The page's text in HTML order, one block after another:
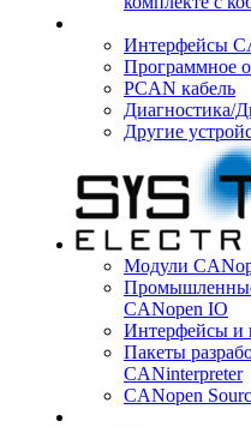
Интерфейсы
Программное
PCAN кабель
Диагностика/
Другие
Модули
CANopen IO
Интерфейсы
Пакеты
CANinterpreter
CANopen